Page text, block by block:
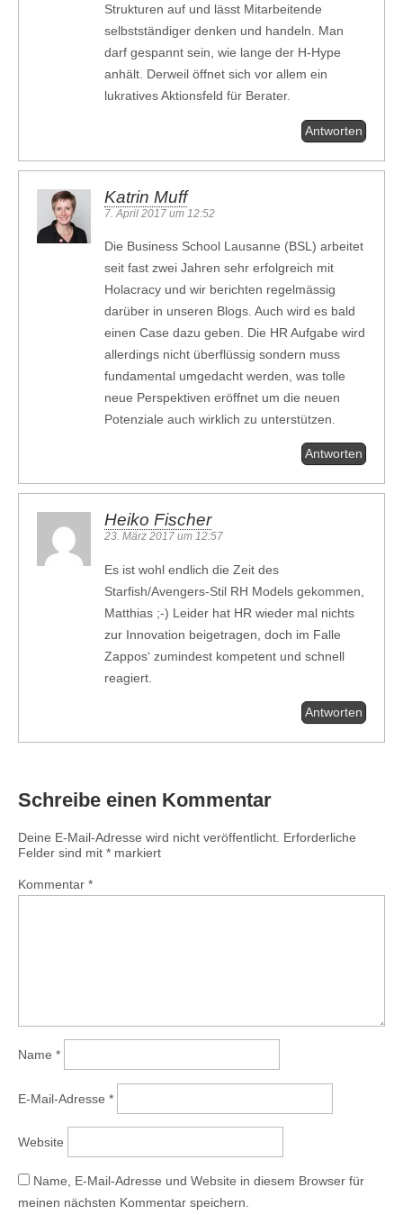
Strukturen auf und lässt Mitarbeitende
selbstständiger denken und handeln. Man
darf gespannt sein, wie lange der H-Hype
anhält. Derweil öffnet sich vor allem ein
lukratives Aktionsfeld für Berater.
Antworten
Katrin Muff
7. April 2017 um 12:52
Die Business School Lausanne (BSL) arbeitet
seit fast zwei Jahren sehr erfolgreich mit
Holacracy und wir berichten regelmässig
darüber in unseren Blogs. Auch wird es bald
einen Case dazu geben. Die HR Aufgabe wird
allerdings nicht überflüssig sondern muss
fundamental umgedacht werden, was tolle
neue Perspektiven eröffnet um die neuen
Potenziale auch wirklich zu unterstützen.
Antworten
Heiko Fischer
23. März 2017 um 12:57
Es ist wohl endlich die Zeit des
Starfish/Avengers-Stil RH Models gekommen,
Matthias ;-) Leider hat HR wieder mal nichts
zur Innovation beigetragen, doch im Falle
Zappos‘ zumindest kompetent und schnell
reagiert.
Antworten
Schreibe einen Kommentar
Deine E-Mail-Adresse wird nicht veröffentlicht. Erforderliche
Felder sind mit * markiert
Kommentar *
Name *
E-Mail-Adresse *
Website
Name, E-Mail-Adresse und Website in diesem Browser für
meinen nächsten Kommentar speichern.